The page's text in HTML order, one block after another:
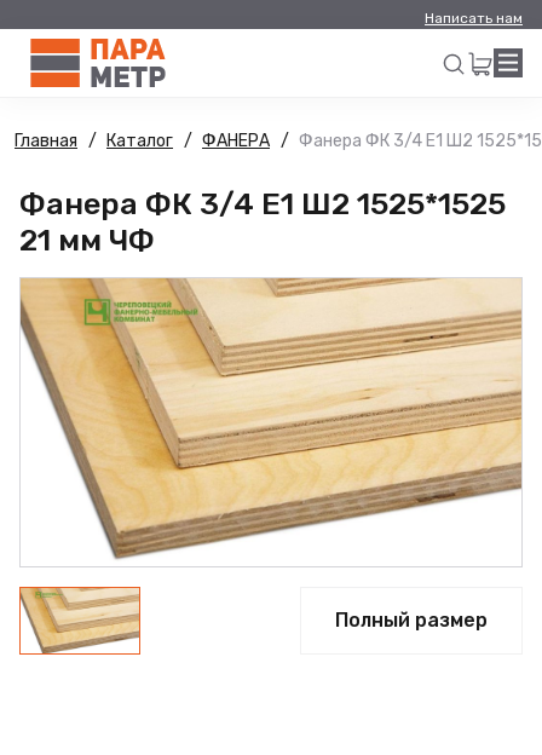
Написать нам
Искать
Главная Каталог ФАНЕРА Фанера ФК 3/4 Е1 Ш2
Фанера ФК 3/4 Е1 Ш2 1525*1525
21 мм ЧФ
Полный размер